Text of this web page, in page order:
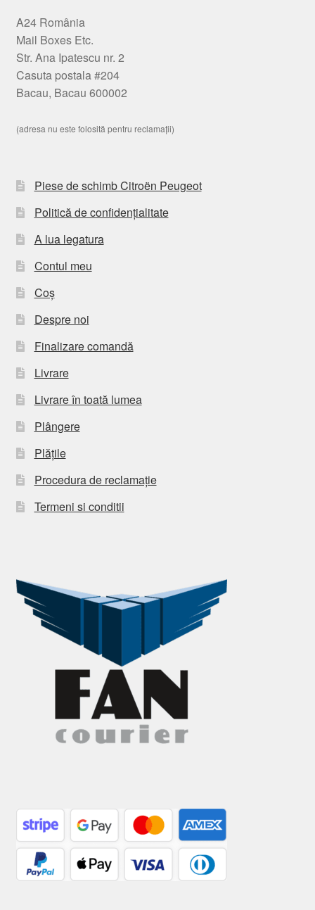
A24 România
Mail Boxes Etc.
Str. Ana Ipatescu nr. 2
Casuta postala #204
Bacau, Bacau 600002
(adresa nu este folosită pentru reclamații)
Piese de schimb Citroën Peugeot
Politică de confidențialitate
A lua legatura
Contul meu
Coș
Despre noi
Finalizare comandă
Livrare
Livrare în toată lumea
Plângere
Plățile
Procedura de reclamație
Termeni si conditii